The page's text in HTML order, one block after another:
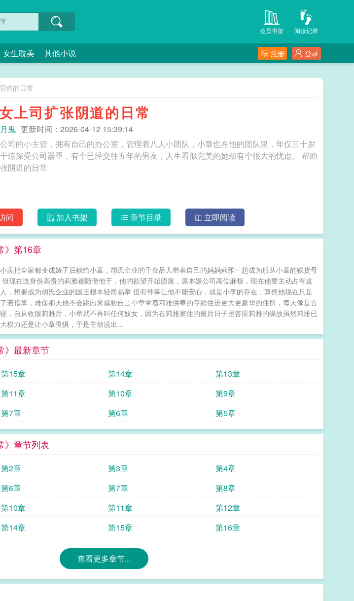
阅读记录
会员书架
女生耽美 其他小说 登录
注册
道的日常
上司扩张阴道的日常
鬼 更新时间：2026-04-12 15:39:14
司的小主管，拥有自己的办公室，管理着八人小团队，小章也在他的团队里，年仅三十岁
练深受公司器重，有个已经交往五年的男友，人生看似完美的她却有个很大的忧虑。 帮助
阴道的日常
问 加入书架 章节目录 立即阅读
》第16章
美把全家都变成婊子后献给小章，胡氏企业的千金品儿带着自己的妈妈莉雅一起成为服从小章的贱货母
现在连身份高贵的莉雅都随便他干，他的欲望开始膨胀，原本嫌公司高位麻烦，现在他要主动占有这
，想要成为胡氏企业的国王根本轻而易举 但有件事让他不能安心，就是小李的存在，算然他现在只是
若指掌，难保那天他不会跳出来威胁自己小章拿着莉雅供奉的存款住进更大更豪华的住所，每天像是古
，自从收服莉雅后，小章就不再叫任何妓女，因为在莉雅家住的最后日子里答应莉雅的缘故虽然莉雅已
权力还是让小章畏惧，于是主动说出...
》最新章节
第15章 第14章
第13章
第11章 第10章
第9章
第7章 第6章 第5章
》章节列表
第2章 第3章
第4章
第6章 第7章
第8章
第10章 第11章
第12章
第14章 第15章 第16章
查看更多章节...